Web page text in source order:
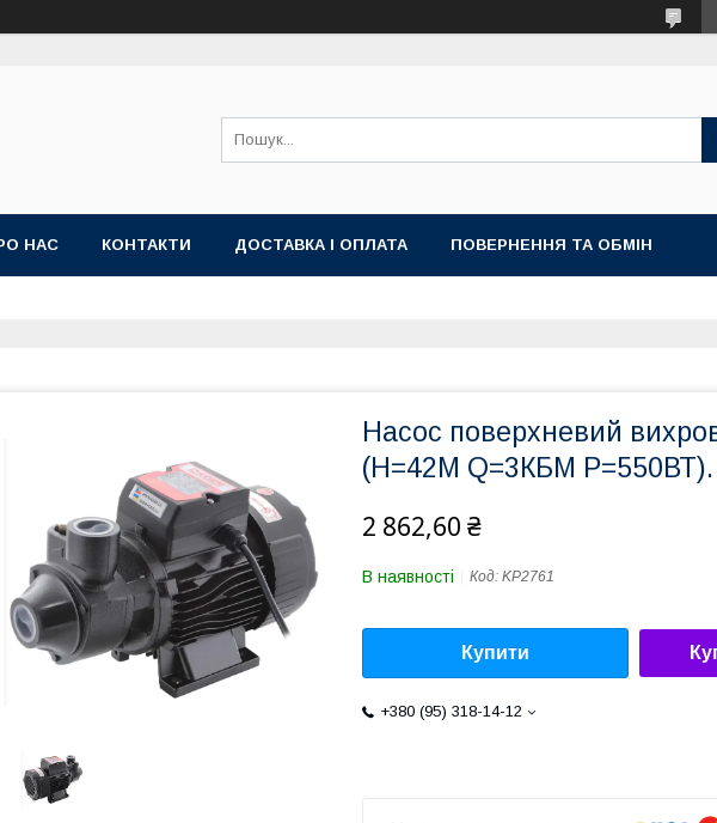
НАС КОНТАКТИ ДОСТАВКА І ОПЛАТА ПОВЕРНЕННЯ ТА ОБМІН
Насос поверхневий
(Н=42М Q=3КБМ P=550ВТ).
2 862,60 ₴
В наявності Код: KP2761
Купити
+380 (95) 318-14-12